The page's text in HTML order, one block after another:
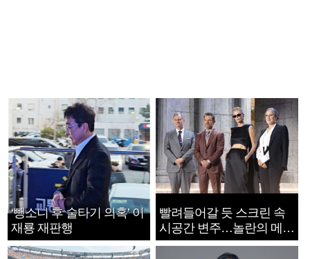
‘뺑소니 후 술타기 의혹’ 이
재룡 재판행
빨려들어갈 듯 스크린 속
시공간 변주…놀란의 메시
지는 ‘전쟁 속죄’